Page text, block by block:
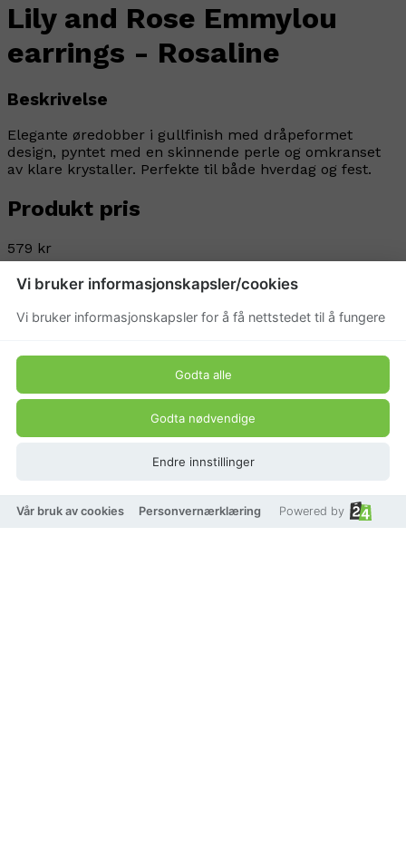
Lily and Rose Emmylou
earrings - Rosaline
Beskrivelse
Elegante øredobber i gullfinish med dråpeformet
design, pyntet med en skinnende perle og omkranset
av klare krystaller. Perfekte til både hverdag og fest.
Produkt pris
579 kr
Vi bruker informasjonskapsler/cookies
Vi bruker informasjonskapsler for å få nettstedet til å fungere
Godta alle
Godta nødvendige
Endre innstillinger
Vår bruk av cookies Personvernærklæring Powered by